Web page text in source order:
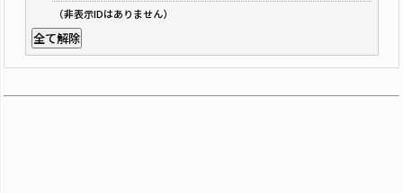
（非表示IDはありません）
全て解除